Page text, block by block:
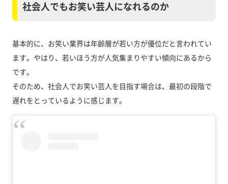
社会人でもお笑い芸人になれるのか
基本的に、お笑い業界は年齢層が若い方が優位だと言われてい
ます。やはり、若いほう方が人気集まりやすい傾向にあるから
です。
そのため、社会人でお笑い芸人を目指す場合は、最初の段階で
遅れをとっているように感じます。